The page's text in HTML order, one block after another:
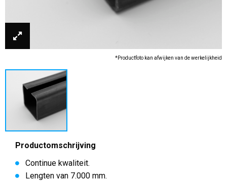
*Productfoto kan afwijken van de werkelijkheid
Productomschrijving
Continue kwaliteit.
Lengten van 7.000 mm.